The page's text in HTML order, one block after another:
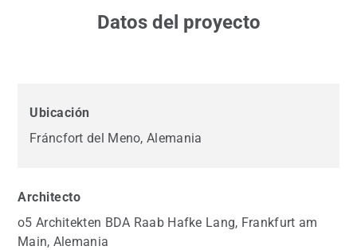
Datos del proyecto
Ubicación
Fráncfort del Meno, Alemania
Architecto
o5 Architekten BDA Raab Hafke Lang, Frankfurt am
Main, Alemania